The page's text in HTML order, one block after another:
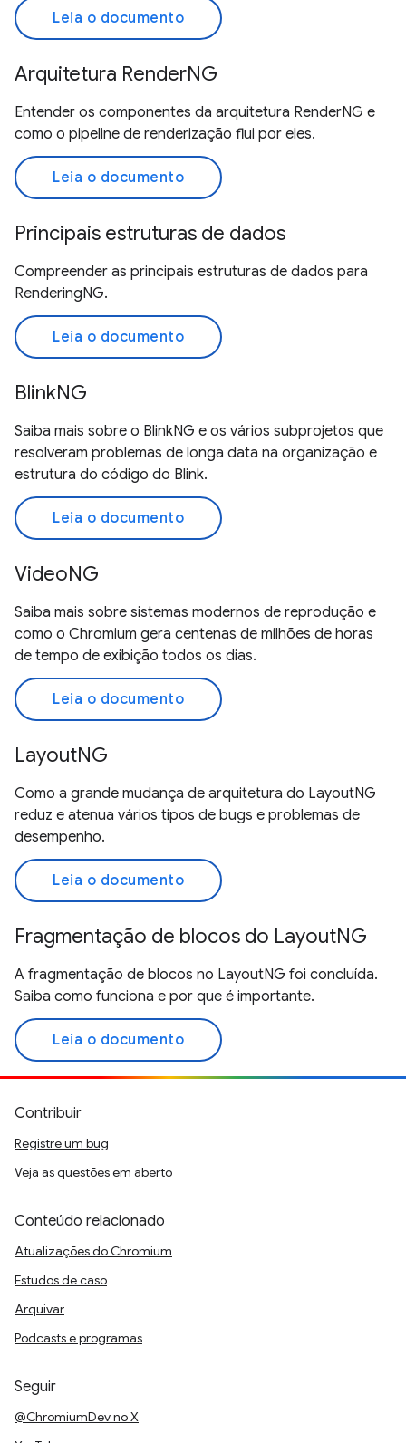
Leia o documento
Arquitetura RenderNG
Entender os componentes da arquitetura RenderNG e
como o pipeline de renderização flui por eles.
Leia o documento
Principais estruturas de dados
Compreender as principais estruturas de dados para
RenderingNG.
Leia o documento
BlinkNG
Saiba mais sobre o BlinkNG e os vários subprojetos que
resolveram problemas de longa data na organização e
estrutura do código do Blink.
Leia o documento
VideoNG
Saiba mais sobre sistemas modernos de reprodução e
como o Chromium gera centenas de milhões de horas
de tempo de exibição todos os dias.
Leia o documento
LayoutNG
Como a grande mudança de arquitetura do LayoutNG
reduz e atenua vários tipos de bugs e problemas de
desempenho.
Leia o documento
Fragmentação de blocos do LayoutNG
A fragmentação de blocos no LayoutNG foi concluída.
Saiba como funciona e por que é importante.
Leia o documento
Contribuir
Registre um bug
Veja as questões em aberto
Conteúdo relacionado
Atualizações do Chromium
Estudos de caso
Arquivar
Podcasts e programas
Seguir
@ChromiumDev no X